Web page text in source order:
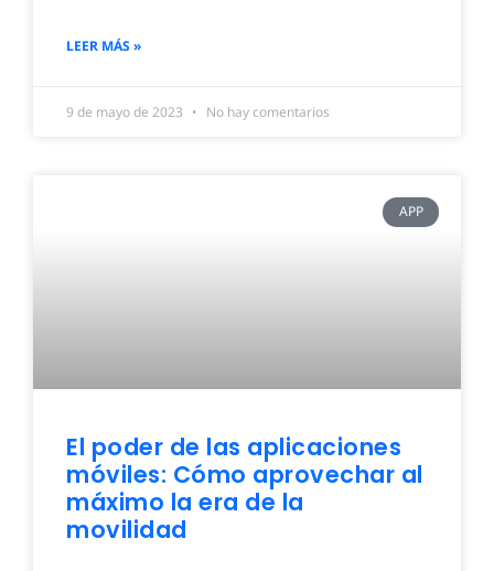
LEER MÁS »
9 de mayo de 2023 No hay comentarios
APP
El poder de las aplicaciones
móviles: Cómo aprovechar al
máximo la era de la
movilidad